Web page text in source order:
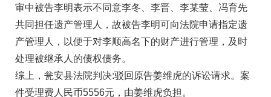
审中被告李明表示不同意李冬、李晋、李某莹、冯育先
共同担任遗产管理人，故被告李明可向法院申请指定遗
产管理人，以便于对李顺高名下的财产进行管理，及时
处理被继承人的债权债务。
综上，瓮安县法院判决:驳回原告姜维虎的诉讼请求。案
件受理费人民币5556元，由姜维虎负担。